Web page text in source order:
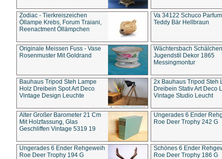
Zodiac - Tierkreiszeichen
Öllampe Krebs, Forum Traiani,
Reenactment Öllämpchen
Va 34122 Schuco
Teddy Bär Hellbraun
Originale Meissen Fuss - Vase
Rosenmuster Mit Goldrand
Wächtersbach Schälchen
Jugendstil Dekor 1865
Messingmontur
Bauhaus Tripod Steh Lampe
Holz Dreibein Spot Art Deco
Vintage Design Leuchte
2x Bauhaus Tripod Steh
Dreibein Stativ Art Deco
Vintage Studio Leucht
Alter Großer Barometer 21 Cm
Mit Holzfassung, Glas
Geschliffen Vintage 5319 19
Ungerades 6 Ender
Roe Deer Trophy 242 G
Ungerades 6 Ender Rehgeweih
Roe Deer Trophy 194 G
Schönes 6 Ender
Roe Deer Trophy 186 G